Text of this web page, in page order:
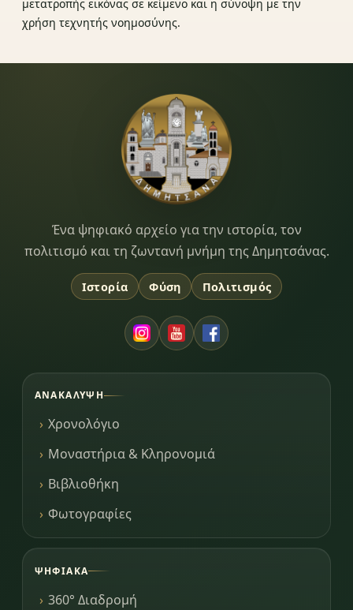
μετατροπής εικόνας σε κείμενο και η σύνοψη με την
χρήση τεχνητής νοημοσύνης.
Dimitsana.gr
Ένα ψηφιακό αρχείο για την ιστορία, τον
πολιτισμό και τη ζωντανή μνήμη της Δημητσάνας.
Ιστορία Φύση Πολιτισμός
ΑΝΑΚΆΛΥΨΗ
Χρονολόγιο
Μοναστήρια & Κληρονομιά
Βιβλιοθήκη
Φωτογραφίες
ΨΗΦΙΑΚΆ
360° Διαδρομή